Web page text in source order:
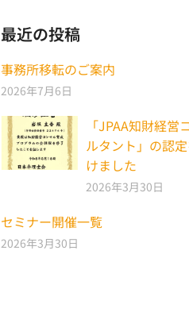
最近の投稿
事務所移転のご案内
2026年7月6日
「JPAA知財経営
ルタント」の認
けました
2026年3月30日
セミナー開催一覧
2026年3月30日